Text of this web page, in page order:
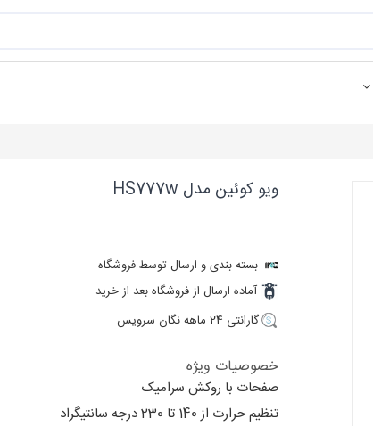
ویو کوئین مدل HS777w
بسته بندی و ارسال توسط فروشگاه
آماده ارسال از فروشگاه بعد از خرید
گارانتی 24 ماهه نگان سرویس
خصوصیات ویژه
صفحات با روکش سرامیک
تنظیم حرارت از 140 تا 230 درجه سانتیگراد